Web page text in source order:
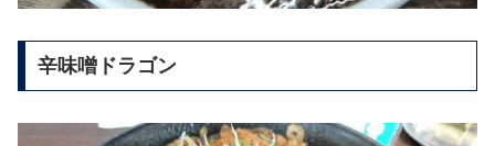
辛味噌ドラゴン